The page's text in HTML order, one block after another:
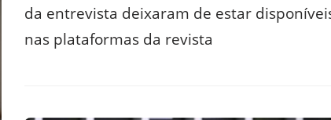
da entrevista deixaram de estar
nas plataformas da revista